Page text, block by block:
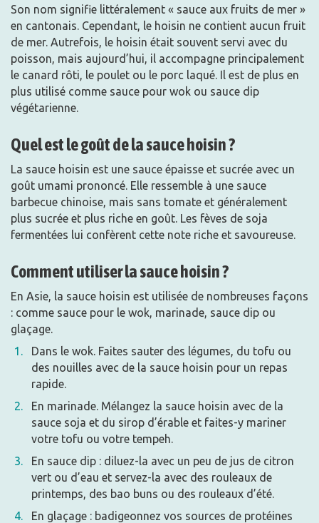
Son nom signifie littéralement « sauce aux fruits de mer »
en cantonais. Cependant, le hoisin ne contient aucun fruit
de mer. Autrefois, le hoisin était souvent servi avec du
poisson, mais aujourd’hui, il accompagne principalement
le canard rôti, le poulet ou le porc laqué. Il est de plus en
plus utilisé comme sauce pour wok ou sauce dip
végétarienne.
Quel est le goût de la sauce hoisin ?
La sauce hoisin est une sauce épaisse et sucrée avec un
goût umami prononcé. Elle ressemble à une sauce
barbecue chinoise, mais sans tomate et généralement
plus sucrée et plus riche en goût. Les fèves de soja
fermentées lui confèrent cette note riche et savoureuse.
Comment utiliser la sauce hoisin ?
En Asie, la sauce hoisin est utilisée de nombreuses façons
: comme sauce pour le wok, marinade, sauce dip ou
glaçage.
Dans le wok. Faites sauter des légumes, du tofu ou
des nouilles avec de la sauce hoisin pour un repas
rapide.
En marinade. Mélangez la sauce hoisin avec de la
sauce soja et du sirop d’érable et faites-y mariner
votre tofu ou votre tempeh.
En sauce dip : diluez-la avec un peu de jus de citron
vert ou d’eau et servez-la avec des rouleaux de
printemps, des bao buns ou des rouleaux d’été.
En glaçage : badigeonnez vos sources de protéines